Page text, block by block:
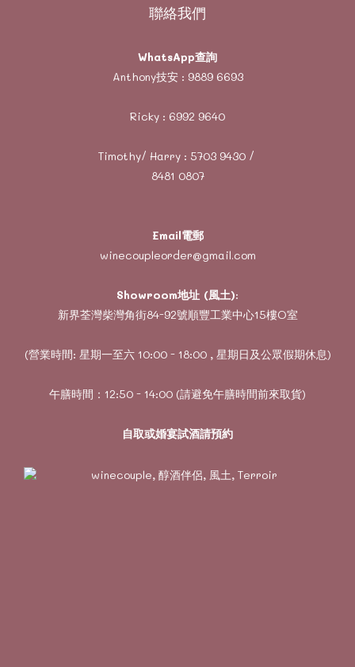
聯絡我們
WhatsApp查詢
Anthony技安 : 9889 6693
Ricky : 6992 9640
Timothy/ Harry : 5703 9430/
8481 0807
Email電郵
winecoupleorder@gmail.com
Showroom地址 (風土):
新界荃灣柴灣角街84-92號順豐工業中心15樓O室
(營業時間: 星期一至六 10:00 - 18:00 , 星期日及公眾假期休息)
午膳時間：12:50 - 14:00 (請避免午膳時間前來取貨)
自取或婚宴試酒請預約